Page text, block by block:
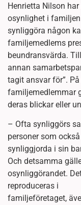
Henrietta Nilson
osynlighet i
synliggöra någon
familjemedlems
beundransvärda.
annan
tagit ansvar för”.
familjemedlemmar
deras blickar eller
– Ofta synliggörs
personer som
synliggjorda i sin
Och detsamma
osynliggörandet.
reproduceras i
familjeföretaget,